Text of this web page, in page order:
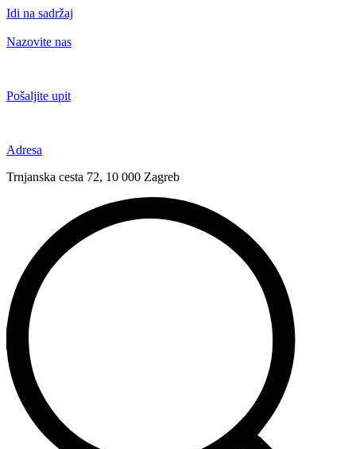
Idi na sadržaj
Nazovite nas
Pošaljite upit
Adresa
Trnjanska cesta 72, 10 000 Zagreb